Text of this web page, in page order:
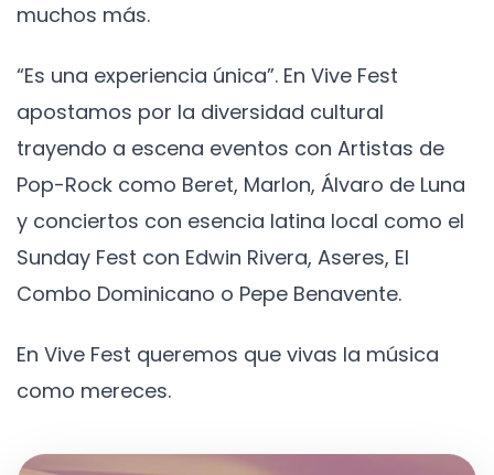
muchos más.
“Es una experiencia única”. En Vive Fest
apostamos por la diversidad cultural
trayendo a escena eventos con Artistas de
Pop-Rock como Beret, Marlon, Álvaro de Luna
y conciertos con esencia latina local como el
Sunday Fest con Edwin Rivera, Aseres, El
Combo Dominicano o Pepe Benavente.
En Vive Fest queremos que vivas la música
como mereces.